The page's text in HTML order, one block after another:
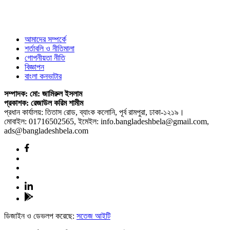
আমাদের সম্পর্কে
শর্তাবলি ও নীতিমালা
গোপনীয়তা নীতি
বিজ্ঞাপন
বাংলা কনভাটার
সম্পাদক: মো: জামিরুল ইসলাম
প্রকাশক: রেজাউল করিম শামীম
প্রধান কার্যালয়: তিতাস রোড, ব্যাংক কলোনি, পূর্ব রামপুরা, ঢাকা-১২১৯।
মোবাইল: 01716502565, ইমেইল: info.bangladeshbela@gmail.com,
ads@bangladeshbela.com
ডিজাইন ও ডেভলপ করেছে: সতেজ আইটি